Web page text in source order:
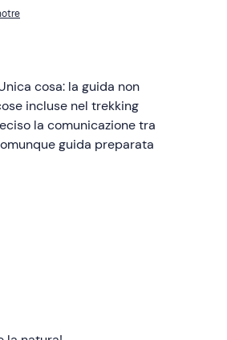
cosa: la guida non
incluse nel trekking
la comunicazione tra
guida preparata